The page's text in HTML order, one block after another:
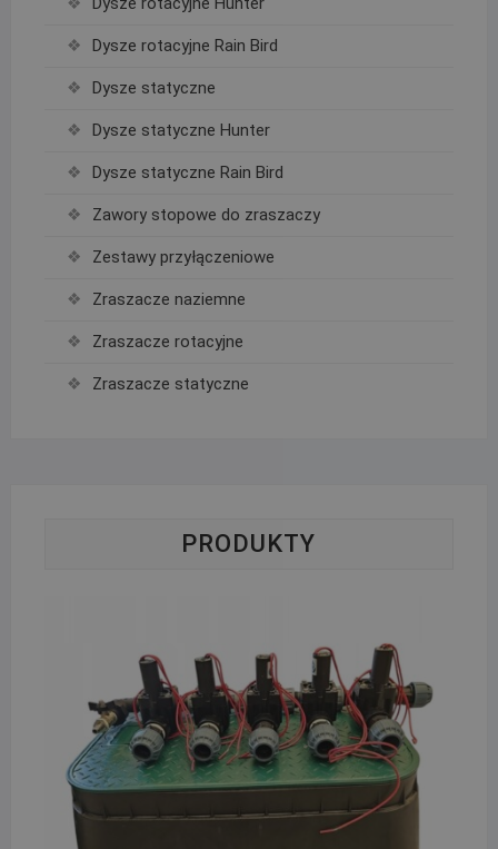
Dysze rotacyjne Rain Bird
Dysze statyczne
Dysze statyczne Hunter
Dysze statyczne Rain Bird
Zawory stopowe do zraszaczy
Zestawy przyłączeniowe
Zraszacze naziemne
Zraszacze rotacyjne
Zraszacze statyczne
PRODUKTY